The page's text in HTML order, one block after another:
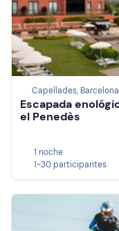
Capellades, Barcelona
Escapada
el Penedès
1 noche
1-30 participantes